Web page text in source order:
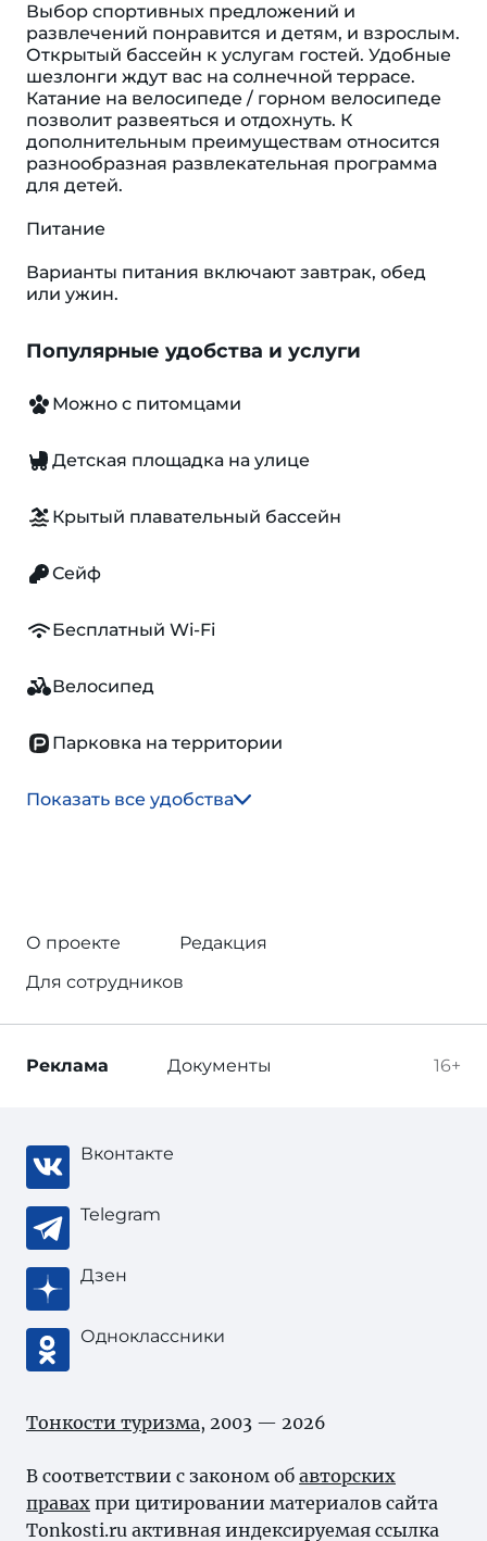
Выбор спортивных предложений и
развлечений понравится и детям, и взрослым.
Открытый бассейн к услугам гостей. Удобные
шезлонги ждут вас на солнечной террасе.
Катание на велосипеде / горном велосипеде
позволит развеяться и отдохнуть. К
дополнительным преимуществам относится
разнообразная развлекательная программа
для детей.
Питание
Варианты питания включают завтрак, обед
или ужин.
Популярные удобства и услуги
Можно с питомцами
Детская площадка на улице
Крытый плавательный бассейн
Сейф
Бесплатный Wi-Fi
Велосипед
Парковка на территории
Показать все удобства
О проекте
Редакция
Для сотрудников
16+
Реклама Документы
Вконтакте
Telegram
Дзен
Одноклассники
Тонкости туризма, 2003 — 2026
В соответствии с законом об авторских
правах при цитировании материалов сайта
Tonkosti.ru активная индексируемая ссылка